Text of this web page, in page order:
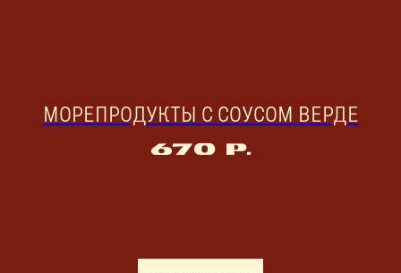
МОРЕПРОДУКТЫ С СОУСОМ ВЕРДЕ
670 р.